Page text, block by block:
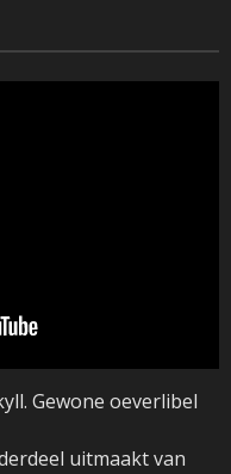
Gewone oeverlibel
uitmaakt van